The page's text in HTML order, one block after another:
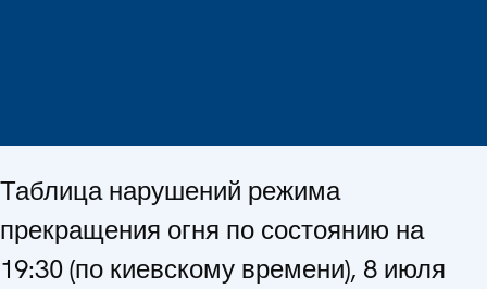
Таблица нарушений режима
прекращения огня по состоянию на
19:30 (по киевскому времени), 8 июля